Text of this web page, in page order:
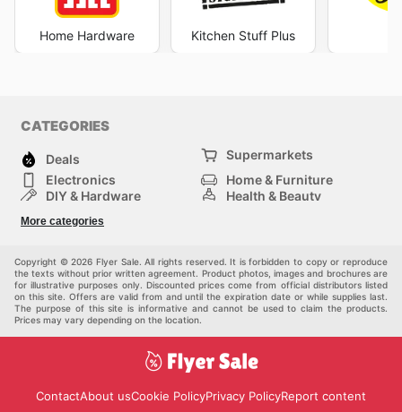
Home Hardware Kitchen Stuff Plus
CATEGORIES
Deals
Supermarkets
Electronics
Home & Furniture
DIY & Hardware
Health & Beauty
Kids
More categories
Copyright © 2026 Flyer Sale. All rights reserved. It is forbidden to copy or reproduce
the texts without prior written agreement. Product photos, images and brochures are
for illustrative purposes only. Discounted prices come from official distributors listed
on this site. Offers are valid from and until the expiration date or while supplies last.
The purpose of this site is informative and cannot be used to claim the products.
Prices may vary depending on the location.
ContactAbout usCookie PolicyPrivacy PolicyReport content